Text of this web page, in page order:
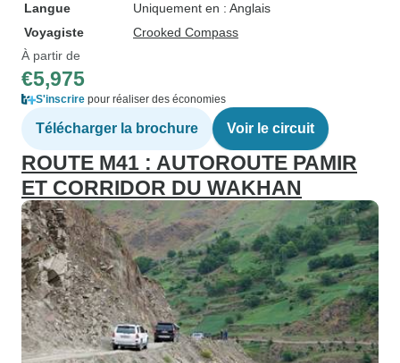
Langue
Uniquement en : Anglais
Voyagiste
Crooked Compass
À partir de
€5,975
S'inscrire pour réaliser des économies
Télécharger la brochure Voir le circuit
ROUTE M41 : AUTOROUTE PAMIR
ET CORRIDOR DU WAKHAN